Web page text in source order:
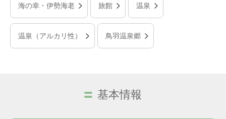
海の幸・伊勢海老 旅館 温泉
温泉（アルカリ性） 鳥羽温泉郷
基本情報